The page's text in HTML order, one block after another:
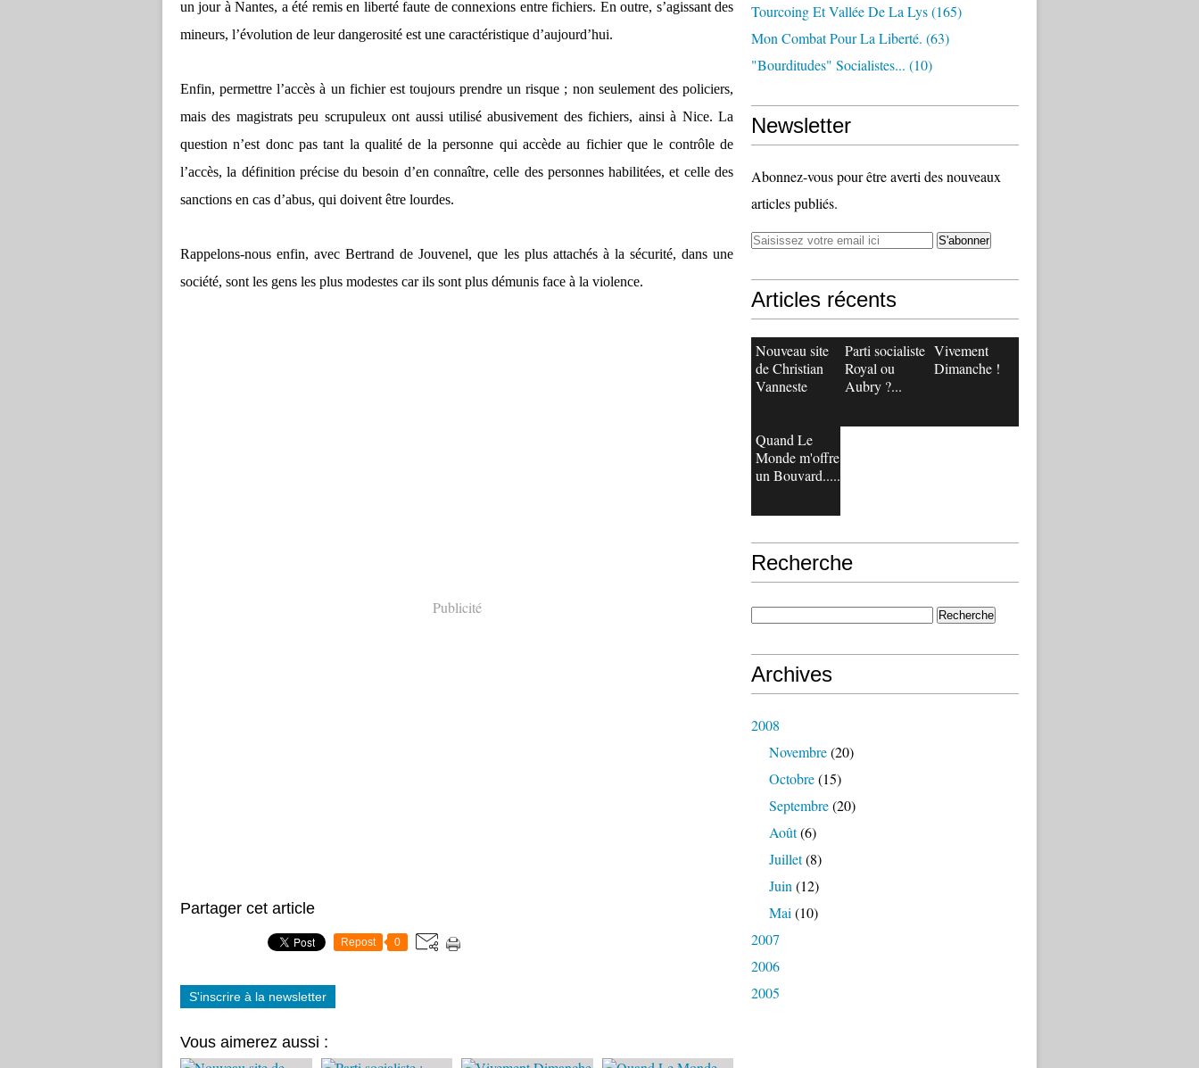
un jour à Nantes, a été remis en liberté faute de connexions entre fichiers. En outre, s’agissant des
mineurs, l’évolution de leur dangerosité est une caractéristique d’aujourd’hui.
Enfin, permettre l’accès à un fichier est toujours prendre un risque ; non seulement des policiers,
mais des magistrats peu scrupuleux ont aussi utilisé abusivement des fichiers, ainsi à Nice. La
question n’est donc pas tant la qualité de la personne qui accède au fichier que le contrôle de
l’accès, la définition précise du besoin d’en connaître, celle des personnes habilitées, et celle des
sanctions en cas d’abus, qui doivent être lourdes.
Rappelons-nous enfin, avec Bertrand de Jouvenel, que les plus attachés à la sécurité, dans une
société, sont les gens les plus modestes car ils sont plus démunis face à la violence.
Publicité
Partager cet article
Repost 0
S'inscrire à la newsletter
Vous aimerez aussi :
Tourcoing Et Vallée De La Lys(165)
Mon Combat Pour La Liberté. (63)
"bourditudes" Socialistes... (10)
Newsletter
Abonnez-vous pour être averti des nouveaux
articles publiés.
Articles récents
Nouveau site
de Christian
Vanneste
Parti socialiste :
Royal ou
Aubry ?...
Vivement
Dimanche !
Quand Le
Monde m'offre
un Bouvard.....
Recherche
Archives
2008
Novembre(20)
Octobre(15)
Septembre(20)
Août(6)
Juillet(8)
Juin (12)
Mai (10)
2007
2006
2005